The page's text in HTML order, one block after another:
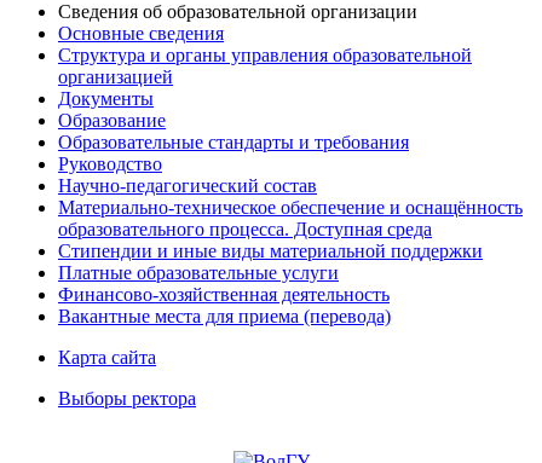
Сведения об образовательной организации
Основные сведения
Структура и органы управления образовательной
организацией
Документы
Образование
Образовательные стандарты и требования
Руководство
Научно-педагогический состав
Материально-техническое обеспечение и оснащённость
образовательного процесса. Доступная среда
Стипендии и иные виды материальной поддержки
Платные образовательные услуги
Финансово-хозяйственная деятельность
Вакантные места для приема (перевода)
Карта сайта
Выборы ректора